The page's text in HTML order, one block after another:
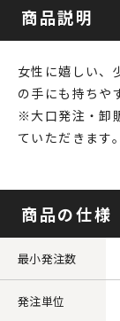
商品説明
女性に嬉しい、
の手にも持ちや
※大口発注・卸
ていただきます。
商品の仕様
最小発注数
発注単位